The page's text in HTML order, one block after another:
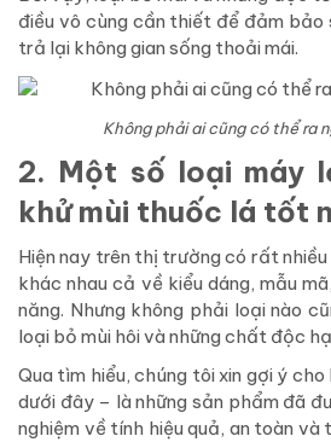
điều vô cùng cần thiết để đảm bảo
trả lại không gian sống thoải mái.
Không phải ai cũng có thể ra
2. Một số loại máy
khử mùi thuốc lá tốt
Hiện nay trên thị trường có rất
khác nhau cả về kiểu dáng, mẫu
năng. Nhưng không phải loại nào
loại bỏ mùi hôi và những chất độc
Qua tìm hiểu, chúng tôi xin gợi ý
dưới đây – là những sản phẩm đã
nghiệm về tính hiệu quả, an toàn